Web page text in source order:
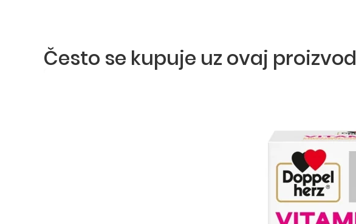
Često se kupuje uz ovaj proizvod